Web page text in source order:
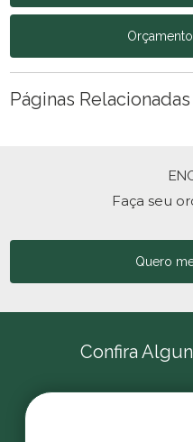
Páginas
Faça seu
Quero
Confira